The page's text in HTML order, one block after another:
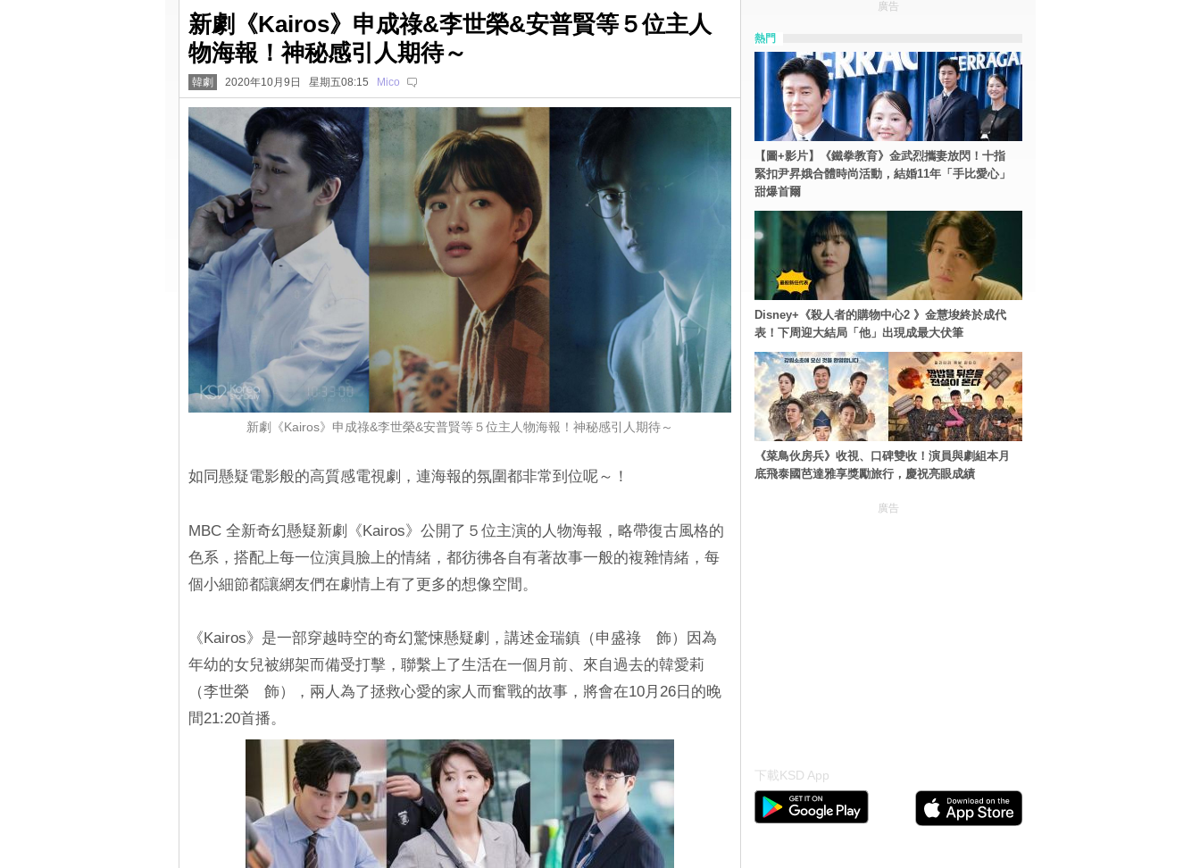
新劇《Kairos》申成祿&李世榮&安普賢等５位主人
物海報！神秘感引人期待～
韓劇 2020年10月9日 星期五08:15 Mico
新劇《Kairos》申成祿&李世榮&安普賢等５位主人物海報！神秘感引人期待～
如同懸疑電影般的高質感電視劇，連海報的氛圍都非常到位呢～！
MBC 全新奇幻懸疑新劇《Kairos》公開了５位主演的人物海報，略帶復古風格的
色系，搭配上每一位演員臉上的情緒，都彷彿各自有著故事一般的複雜情緒，每
個小細節都讓網友們在劇情上有了更多的想像空間。
《Kairos》是一部穿越時空的奇幻驚悚懸疑劇，講述金瑞鎮（申盛祿 飾）因為
年幼的女兒被綁架而備受打擊，聯繫上了生活在一個月前、來自過去的韓愛莉
（李世榮 飾），兩人為了拯救心愛的家人而奮戰的故事，將會在10月26日的晚
間21:20首播。
廣告
熱門
【圖+影片】《鐵拳教育》金武烈攜妻放閃！十指
緊扣尹昇娥合體時尚活動，結婚11年「手比愛心」
甜爆首爾
Disney+《殺人者的購物中心2 》金慧埈終於成代
表！下周迎大結局「他」出現成最大伏筆
《菜鳥伙房兵》收視、口碑雙收！演員與劇組本月
底飛泰國芭達雅享獎勵旅行，慶祝亮眼成績
廣告
下載KSD App